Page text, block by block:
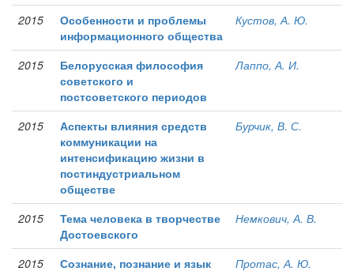
2015
Особенности и проблемы
информационного общества
Кустов, А. Ю.
2015
Белорусская философия
советского и
постсоветского периодов
Лаппо, А. И.
2015
Аспекты влияния средств
коммуникации на
интенсификацию жизни в
постиндустриальном
обществе
Бурчик, В. С.
2015
Тема человека в творчестве
Достоевского
Немкович, А. В.
2015 Сознание, познание и язык Протас, А. Ю.